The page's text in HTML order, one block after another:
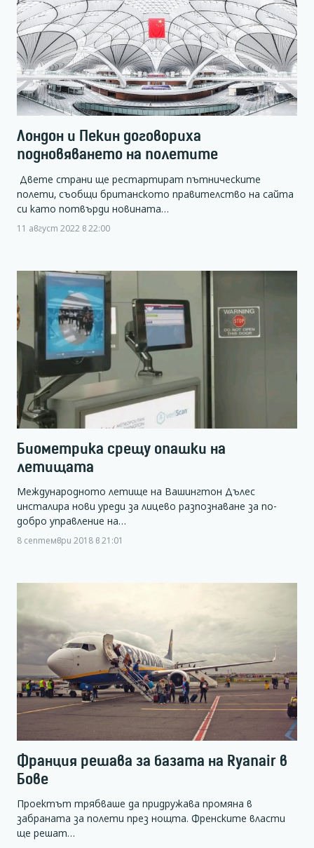
Лондон и Пекин договориха
подновяването на полетите
Двете страни ще рестартират пътническите
полети, съобщи британското правителство на сайта
си като потвърди новината…
11 август 2022 в 22:00
Биометрика срещу опашки на
летищата
Международното летище на Вашингтон Дълес
инсталира нови уреди за лицево разпознаване за по-
добро управление на…
8 септември 2018 в 21:01
Франция решава за базата на Ryanair в
Бове
Проектът трябваше да придружава промяна в
забраната за полети през нощта. Френските власти
ще решат…